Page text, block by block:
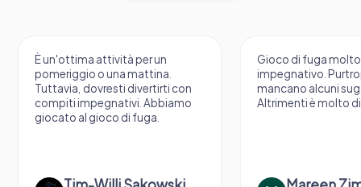
È un'ottima attività per un
pomeriggio o una mattina.
Tuttavia, dovresti divertirti con
compiti impegnativi. Abbiamo
giocato al gioco di fuga.
Gioco di fuga molto
impegnativo.
mancano alcuni
Altrimenti è molto